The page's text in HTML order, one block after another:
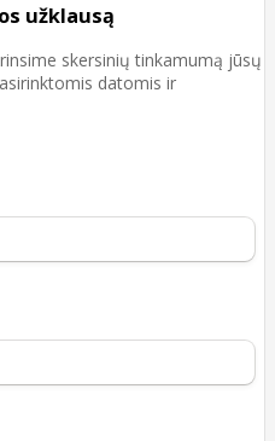
užklausą
skersinių tinkamumą jūsų
datomis ir